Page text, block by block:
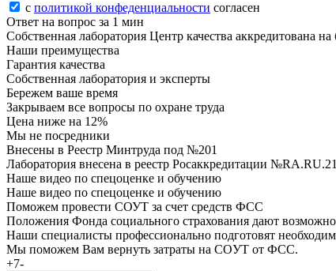
с политикой конфеденциальности согласен
Ответ на вопрос за 1 мин
Собственная лаборатория Центр качества аккредитована
Наши преимущества
Гарантия качества
Собственная лаборатория и эксперты
Бережем ваше время
Закрываем все вопросы по охране труда
Цена ниже на 12%
Мы не посредники
Внесены в Реестр Минтруда под №201
Лаборатория внесена в реестр Росаккредитации
Наше видео по спецоценке и обучению
Наше видео по спецоценке и обучению
Поможем провести СОУТ за счет средств ФСС
Положения Фонда социального страхования дают
Наши специалисты профессионально подготовят
Мы поможем Вам вернуть затраты на COУТ от ФСС.
+7-